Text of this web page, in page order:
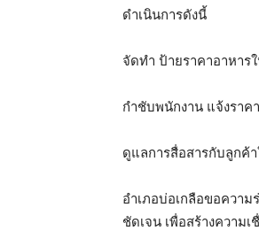
ดำเนินการดังนี้
จัดทำ ป้ายราคาอาหาร
กำชับพนักงาน แจ้งราค
ดูแลการสื่อสารกับลูกค้
อำเภอบ่อเกลือขอควา
ชัดเจน เพื่อสร้างความ